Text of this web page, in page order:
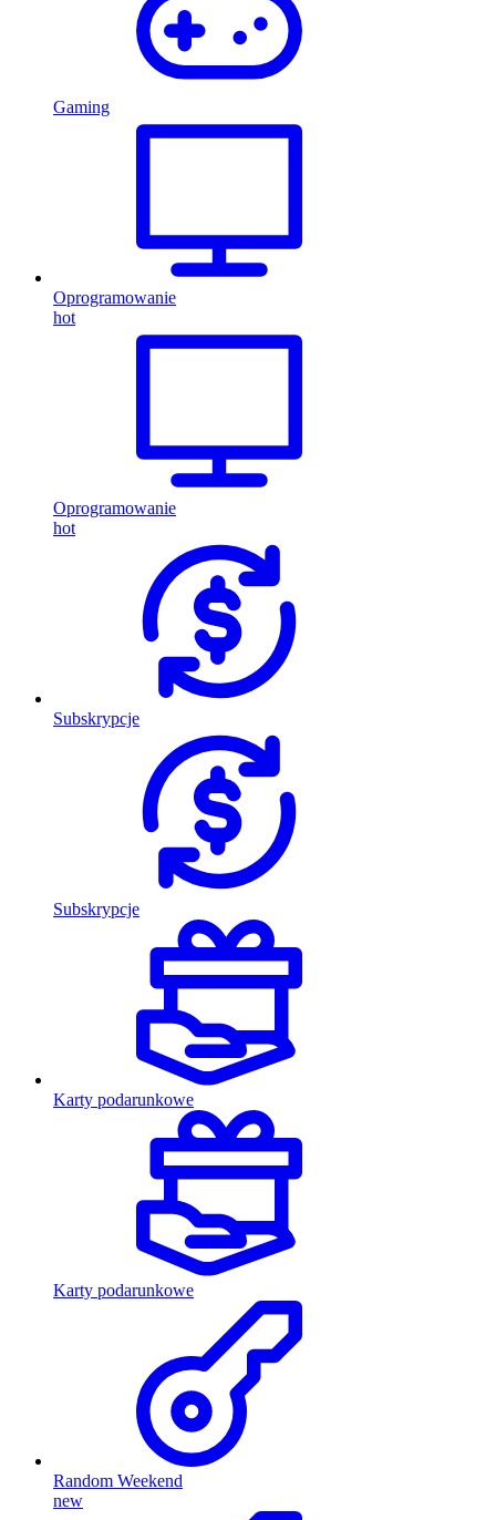
Gaming
Oprogramowanie
hot
Oprogramowanie
hot
Subskrypcje
Subskrypcje
Karty podarunkowe
Karty podarunkowe
Random Weekend
new